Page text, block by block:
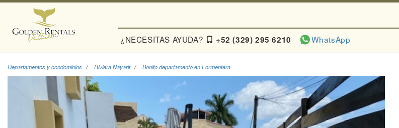
¿NECESITAS AYUDA? +52 (329) 295 6210 WhatsApp
Departamentos y condominios Riviera Nayarit Bonito departamento en Formentera